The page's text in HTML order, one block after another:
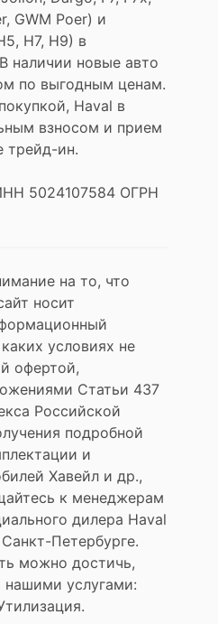
GWM Poer) и
H7, H9) в
наличии новые авто
по выгодным ценам.
Haval в
взносом и прием
трейд-ин.
5024107584 ОГРН
на то, что
носит
условиях не
офертой,
Статьи 437
Российской
подробной
и
Хавейл и др.,
к менеджерам
дилера Haval
Петербурге.
можно достичь,
нашими услугами: